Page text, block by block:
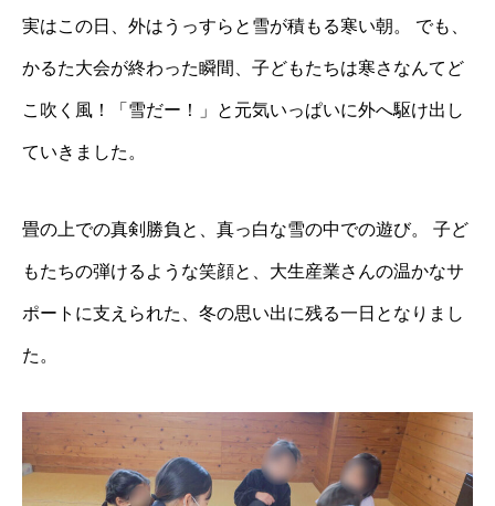
実はこの日、外はうっすらと雪が積もる寒い朝。 でも、
かるた大会が終わった瞬間、子どもたちは寒さなんてど
こ吹く風！「雪だー！」と元気いっぱいに外へ駆け出し
ていきました。
畳の上での真剣勝負と、真っ白な雪の中での遊び。 子ど
もたちの弾けるような笑顔と、大生産業さんの温かなサ
ポートに支えられた、冬の思い出に残る一日となりまし
た。